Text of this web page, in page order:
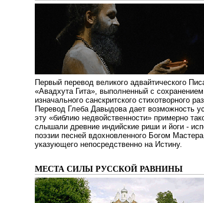
Первый перевод великого адвайтического
«Авадхута Гита», выполненный с сохранением
изначального санскритского стихотворного
Перевод Глеба Давыдова дает возможность
эту «библию недвойственности» примерно
слышали древние индийские риши и йоги -
поэзии песней вдохновленного Богом
указующего непосредственно на Истину.
МЕСТА СИЛЫ РУССКОЙ РАВНИНЫ